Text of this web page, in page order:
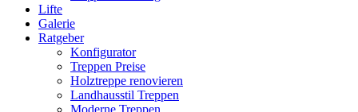
Lifte
Galerie
Ratgeber
Konfigurator
Treppen Preise
Holztreppe renovieren
Landhausstil Treppen
Moderne Treppen